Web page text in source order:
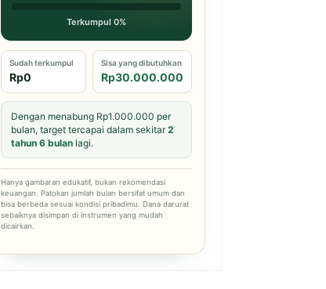
Terkumpul 0%
Sudah terkumpul
Rp0
Sisa yang dibutuhkan
Rp30.000.000
Dengan menabung Rp1.000.000 per
bulan, target tercapai dalam sekitar2
tahun 6 bulan lagi.
Hanya gambaran edukatif, bukan rekomendasi
keuangan. Patokan jumlah bulan bersifat umum dan
bisa berbeda sesuai kondisi pribadimu. Dana darurat
sebaiknya disimpan di instrumen yang mudah
dicairkan.